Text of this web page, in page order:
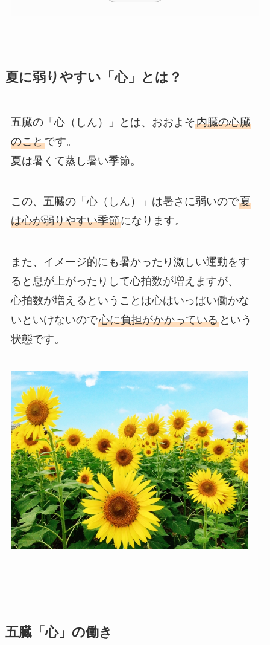
夏に弱りやすい「心」とは？
五臓の「心（しん）」とは、おおよそ内臓の心臓
のことです。
夏は暑くて蒸し暑い季節。
この、五臓の「心（しん）」は暑さに弱いので夏
は心が弱りやすい季節になります。
また、イメージ的にも暑かったり激しい運動をす
ると息が上がったりして心拍数が増えますが、
心拍数が増えるということは心はいっぱい働かな
いといけないので心に負担がかかっているという
状態です。
五臓「心」の働き